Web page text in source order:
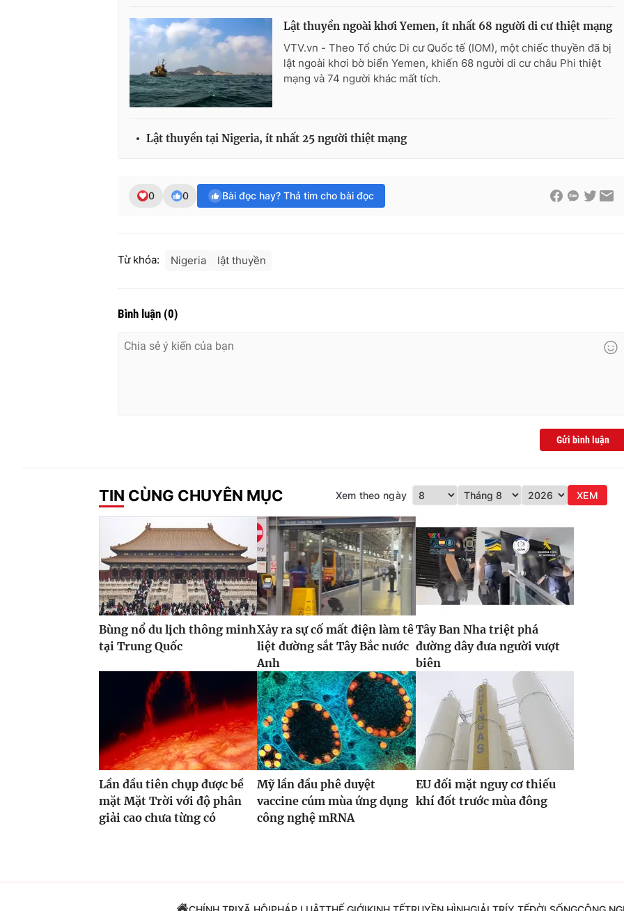
Lật thuyền ngoài khơi Yemen, ít nhất 68 người di cư thiệt mạng
VTV.vn - Theo Tổ chức Di cư Quốc tế (IOM), một chiếc thuyền đã bị
lật ngoài khơi bờ biển Yemen, khiến 68 người di cư châu Phi thiệt
mạng và 74 người khác mất tích.
Lật thuyền tại Nigeria, ít nhất 25 người thiệt mạng
0 0 Bài đọc hay? Thả tim cho bài đọc
Từ khóa: Nigeria lật thuyền
Bình luận (0)
Gửi bình luận
TIN CÙNG CHUYÊN MỤC Xem theo ngày XEM
Bùng nổ du lịch thông minh
tại Trung Quốc
Xảy ra sự cố mất điện làm tê
liệt đường sắt Tây Bắc nước
Anh
Tây Ban Nha triệt phá
đường dây đưa người vượt
biên
Lần đầu tiên chụp được bề
mặt Mặt Trời với độ phân
giải cao chưa từng có
Mỹ lần đầu phê duyệt
vaccine cúm mùa ứng dụng
công nghệ mRNA
EU đối mặt nguy cơ thiếu
khí đốt trước mùa đông